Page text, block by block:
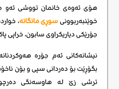
هۆی ئەوەی خانمان تووشی ئەو
خوێنبەربوونیسوڕی مانگانە،
جۆرێکی دیاریکراوی سابون، خراپی
نیشانەکانی ئەم جۆرە
بگۆڕێت بۆ دەردانی سپی و بۆن
ترشی زێ لە هاوسەنگی